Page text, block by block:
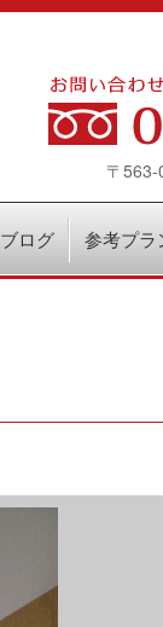
〒563-
ログ 参考プラ